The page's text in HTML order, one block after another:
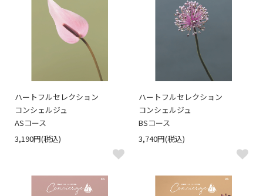
ハートフルセレクション
コンシェルジュ
ASコース
3,190円(税込)
ハートフルセレクション
コンシェルジュ
BSコース
3,740円(税込)